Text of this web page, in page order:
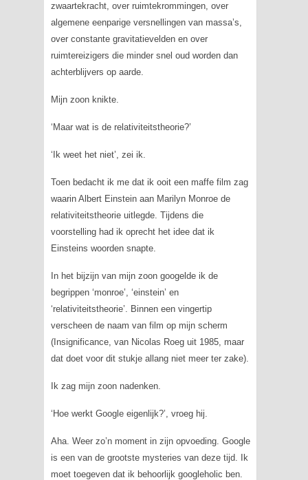
zwaartekracht, over ruimtekrommingen, over
algemene eenparige versnellingen van massa’s,
over constante gravitatievelden en over
ruimtereizigers die minder snel oud worden dan
achterblijvers op aarde.
Mijn zoon knikte.
‘Maar wat is de relativiteitstheorie?’
‘Ik weet het niet’, zei ik.
Toen bedacht ik me dat ik ooit een maffe film zag
waarin Albert Einstein aan Marilyn Monroe de
relativiteitstheorie uitlegde. Tijdens die
voorstelling had ik oprecht het idee dat ik
Einsteins woorden snapte.
In het bijzijn van mijn zoon googelde ik de
begrippen ‘monroe’, ‘einstein’ en
‘relativiteitstheorie’. Binnen een vingertip
verscheen de naam van film op mijn scherm
(Insignificance, van Nicolas Roeg uit 1985, maar
dat doet voor dit stukje allang niet meer ter zake).
Ik zag mijn zoon nadenken.
‘Hoe werkt Google eigenlijk?’, vroeg hij.
Aha. Weer zo’n moment in zijn opvoeding. Google
is een van de grootste mysteries van deze tijd. Ik
moet toegeven dat ik behoorlijk googleholic ben.